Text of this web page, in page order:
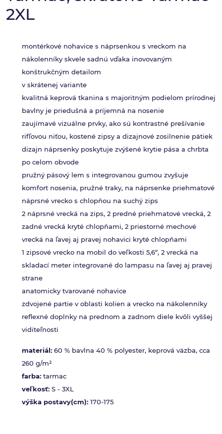
2XL
montérkové nohavice s náprsenkou s vreckom na
nákolenníky skvele sadnú vďaka inovovaným
konštrukčným detailom
v skrátenej variante
kvalitná keprová tkanina s majoritným podielom prírodnej
bavlny je priedušná a príjemná na nosenie
zaujímavé vizuálne prvky, ako sú kontrastné prešívanie
rifľovou niťou, kostené zipsy a dizajnové zosilnenie pätiek
dizajn náprsenky poskytuje zvýšené krytie pása a chrbta
po celom obvode
pružný pásový lem s integrovanou gumou zvyšuje
komfort nosenia, pružné traky, na náprsenke priehmatové
náprsné vrecko s chlopňou na suchý zips
2 náprsné vrecká na zips, 2 predné priehmatové vrecká, 2
zadné vrecká kryté chlopňami, 2 priestorné mechové
vrecká na ľavej aj pravej nohavici kryté chlopňami
1 zipsové vrecko na mobil do veľkosti 5,6“, 2 vrecká na
skladací meter integrované do lampasu na ľavej aj pravej
strane
anatomicky tvarované nohavice
zdvojené partie v oblasti kolien a vrecko na nákolenníky
reflexné doplnky na prednom a zadnom diele kvôli vyššej
viditeľnosti
materiál: 60 % bavlna 40 % polyester, keprová väzba, cca
260 g/m²
farba: tarmac
veľkosť: S - 3XL
výška postavy(cm): 170-175